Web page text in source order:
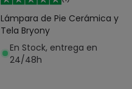
Lámpara de Pie Cerámica y
Tela Bryony
En Stock, entrega en
24/48h